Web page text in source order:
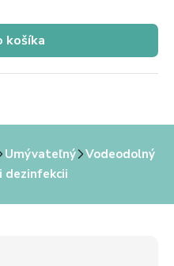
košíka
Umývateľný
Vodeodolný
dezinfekcii